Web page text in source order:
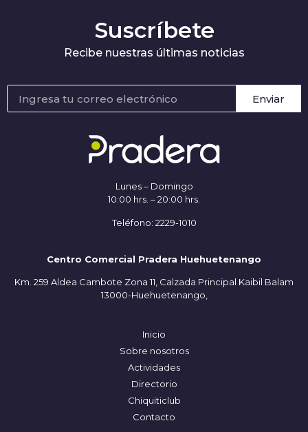
Suscríbete
Recibe nuestras últimas noticias
Enviar
Lunes – Domingo
10:00 hrs. – 20:00 hrs.
Teléfono: 2229-1010
Centro Comercial Pradera Huehuetenango
Km. 259 Aldea Cambote Zona 11, Calzada Principal Kaibil Balam
13000-Huehuetenango,
Inicio
Sobre nosotros
Actividades
Directorio
Chiquiticlub
Contacto